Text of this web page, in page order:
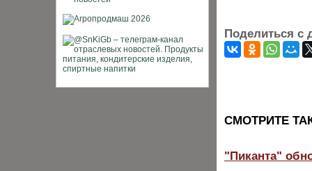
Поделиться с
CМОТРИТЕ
"Пиканта"